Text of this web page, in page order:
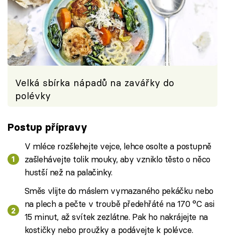
Velká sbírka nápadů na zavářky do
polévky
Postup přípravy
V mléce rozšlehejte vejce, lehce osolte a postupně
zašlehávejte tolik mouky, aby vzniklo těsto o něco
hustší než na palačinky.
Směs vlijte do máslem vymazaného pekáčku nebo
na plech a pečte v troubě předehřáté na 170 °C asi
15 minut, až svítek zezlátne. Pak ho nakrájejte na
kostičky nebo proužky a podávejte k polévce.